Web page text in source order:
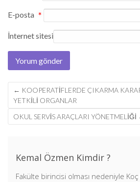
E-posta *
İnternet sitesi
Post
navigation
← KOOPERATIFLERDE ÇIKARMA
YETKILI ORGANLAR
OKUL SERVİS ARAÇLARI YÖNETMELİĞİ
Kemal Özmen Kimdir ?
Fakülte birincisi olması nedeniyle